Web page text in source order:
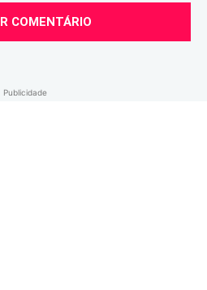
Publicidade